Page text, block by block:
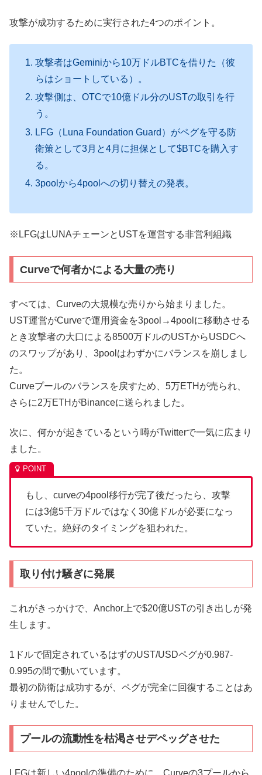
攻撃が成功するために実行された4つのポイント。
攻撃者はGeminiから10万ドルBTCを借りた（彼
らはショートしている）。
攻撃側は、OTCで10億ドル分のUSTの取引を行
う。
LFG（Luna Foundation Guard）がペグを守る防
衛策として3月と4月に担保として$BTCを購入す
る。
3poolから4poolへの切り替えの発表。
※LFGはLUNAチェーンとUSTを運営する非営利組織
Curveで何者かによる大量の売り
すべては、Curveの大規模な売りから始まりました。
UST運営がCurveで運用資金を3pool→4poolに移動させる
とき攻撃者の大口による8500万ドルのUSTからUSDCへ
のスワップがあり、3poolはわずかにバランスを崩しまし
た。
Curveプールのバランスを戻すため、5万ETHが売られ、
さらに2万ETHがBinanceに送られました。
次に、何かが起きているという噂がTwitterで一気に広まり
ました。
もし、curveの4pool移行が完了後だったら、攻撃
には3億5千万ドルではなく30億ドルが必要になっ
ていた。絶好のタイミングを狙われた。
取り付け騒ぎに発展
これがきっかけで、Anchor上で$20億USTの引き出しが発
生します。
1ドルで固定されているはずのUST/USDペグが0.987-
0.995の間で動いています。
最初の防衛は成功するが、ペグが完全に回復することはあ
りませんでした。
プールの流動性を枯渇させデペッグさせた